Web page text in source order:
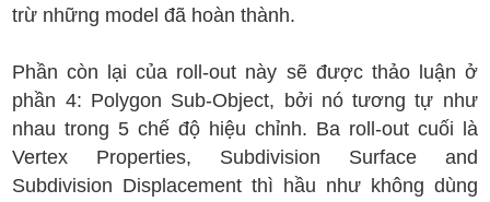
trừ những model đã hoàn thành.
Phần còn lại của roll-out này sẽ được thảo luận ở
phần 4: Polygon Sub-Object, bởi nó tương tự như
nhau trong 5 chế độ hiệu chỉnh. Ba roll-out cuối là
Vertex Properties, Subdivision Surface and
Subdivision Displacement thì hầu như không dùng